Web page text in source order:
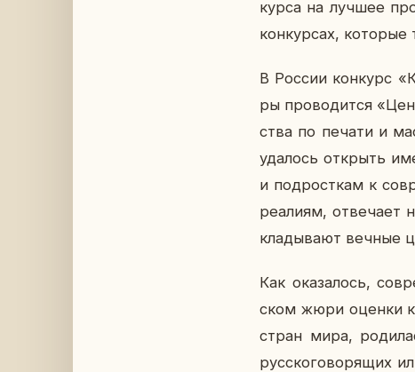
кур­са на лучшее
кон­кур­сах,
В России кон­курс
ры про­во­дит­ся
ства по печати и
уда­лось от­крыть
и под­рост­кам к
ре­а­ли­ям, от­ве­ча­ет
кла­ды­ва­ют вечные
Как ока­за­лось,
ском жюри оценки
стран мира,
рус­ско­го­во­ря­щих